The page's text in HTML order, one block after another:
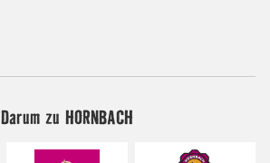
Darum zu HORNBACH